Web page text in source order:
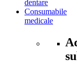
dentare
Consumabile
medicale